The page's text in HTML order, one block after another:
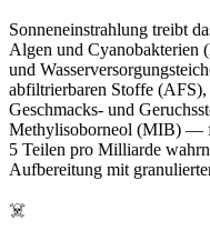
Sonneneinstrahlung treibt
Algen und Cyanobakterien
und
abfiltrierbaren Stoffe (AFS),
Geschmacks- und
Methylisoborneol (MIB) —
5 Teilen pro Milliarde
Aufbereitung mit
☠️